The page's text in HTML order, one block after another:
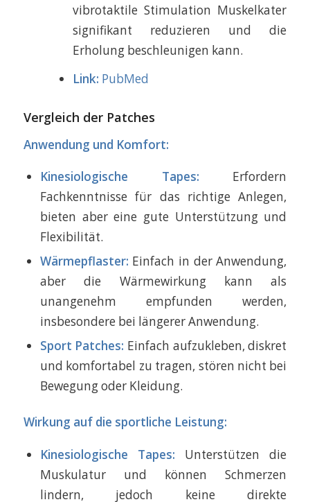
vibrotaktile Stimulation Muskelkater
signifikant reduzieren und die
Erholung beschleunigen kann.
Link: PubMed
Vergleich der Patches
Anwendung und Komfort:
Kinesiologische Tapes: Erfordern
Fachkenntnisse für das richtige Anlegen,
bieten aber eine gute Unterstützung und
Flexibilität.
Wärmepflaster: Einfach in der Anwendung,
aber die Wärmewirkung kann als
unangenehm empfunden werden,
insbesondere bei längerer Anwendung.
Sport Patches: Einfach aufzukleben, diskret
und komfortabel zu tragen, stören nicht bei
Bewegung oder Kleidung.
Wirkung auf die sportliche Leistung:
Kinesiologische Tapes: Unterstützen die
Muskulatur und können Schmerzen
lindern, jedoch keine direkte